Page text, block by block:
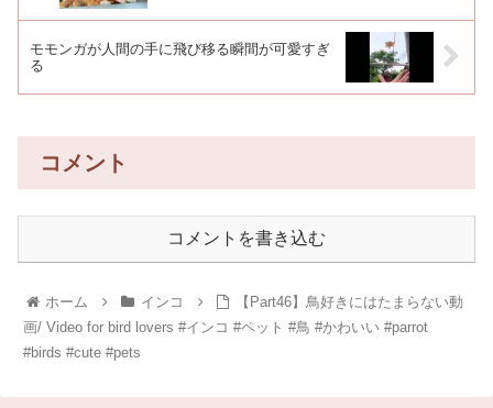
モモンガが人間の手に飛び移る瞬間が可愛すぎ
る
コメント
コメントを書き込む
ホーム インコ
【Part46】鳥好きにはたまらない動
画/ Video for bird lovers #インコ #ペット #鳥 #かわいい #parrot
#birds #cute #pets